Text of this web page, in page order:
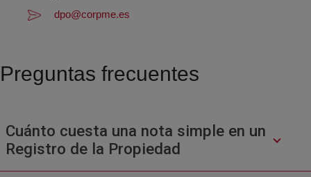
dpo@corpme.es
Preguntas frecuentes
Cuánto cuesta una nota simple en un
Registro de la Propiedad